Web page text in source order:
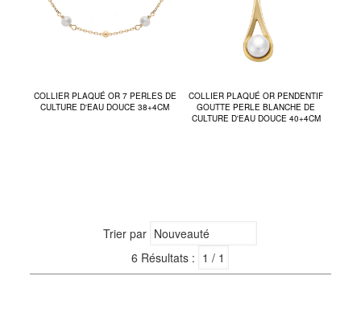
COLLIER PLAQUÉ OR 7 PERLES DE
CULTURE D'EAU DOUCE 38+4CM
COLLIER PLAQUÉ OR PENDENTIF
GOUTTE PERLE BLANCHE DE
CULTURE D'EAU DOUCE 40+4CM
Trier par
6 Résultats :